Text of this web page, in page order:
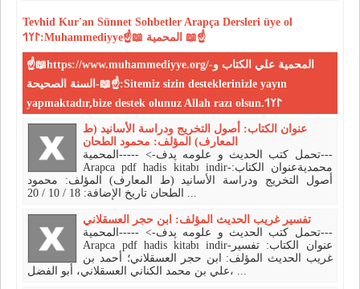
Tevhid Kur'an Sünnet Sohbetler Arapça Dersleri üye ol
𐰃𐰠𐰯:Muhammediyye☝📖 المحمية 📖☝
☝📖https://www.muhammediyye.org/-المحمية علي الكتاب و
السنة الصحيحة-📖☝:Sitemiz sizin desteklerinizle yayın
yapmaktadır,bize destek olunuz Allah razı olsun.𐰃𐰠𐰯
عنوان الكتاب: أصول التخريج ودراسة الأسانيد (ط
المعارف) المؤلف: محمود الطحان
تحمل كتب الحديث و علومه پدف-> -----المحمية---
Arapca pdf hadis kitabı indir-محمديةعنوان الكتاب:
أصول التخريج ودراسة الأسانيد (ط المعارف) المؤلف: محمود
الطحان تاريخ الإضافة: 18 / 10 / 20 ...
تفسير غريب الحديث المؤلف: ابن حجر العسقلاني
تحمل كتب الحديث و علومه پدف-> -----المحمية---
Arapca pdf hadis kitabı indir-عنوان الكتاب: تفسير
غريب الحديث المؤلف: ابن حجر العسقلاني؛ أحمد بن
علي بن محمد الكناني العسقلاني، أبو الفضل، ...